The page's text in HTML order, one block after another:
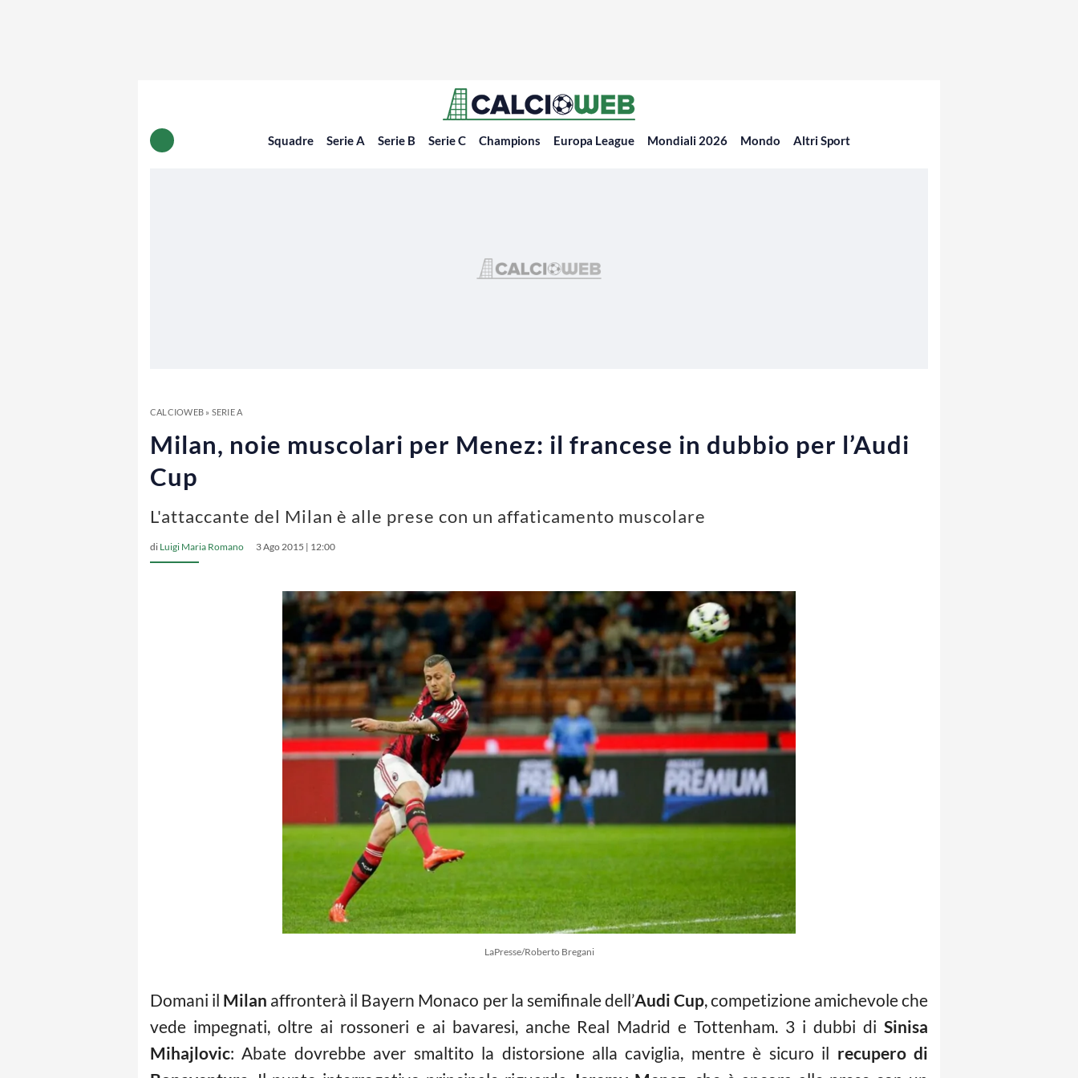
Squadre Serie A Serie B Serie C Champions Europa League Mondiali 2026 Mondo Altri Sport
CALCIOWEB» SERIE A
Milan, noie muscolari per Menez: il francese in dubbio per l’Audi
Cup
L'attaccante del Milan è alle prese con un affaticamento muscolare
di Luigi Maria Romano 3 Ago 2015 | 12:00
LaPresse/Roberto Bregani
Domani il Milan affronterà il Bayern Monaco per la semifinale dell’Audi Cup, competizione amichevole che
vede impegnati, oltre ai rossoneri e ai bavaresi, anche Real Madrid e Tottenham. 3 i dubbi di Sinisa
Mihajlovic: Abate dovrebbe aver smaltito la distorsione alla caviglia, mentre è sicuro il recupero di